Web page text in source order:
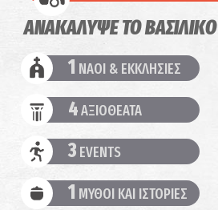
ΑΝΑΚΑΛΥΨΕ ΤΟ ΒΑΣΙΛΙΚΟ
1 ΝΑΟΙ & ΕΚΚΛΗΣΙΕΣ
4ΑΞΙΟΘΕΑΤΑ
3 EVENTS
1 ΜΥΘΟΙ ΚΑΙ ΙΣΤΟΡΙΕΣ